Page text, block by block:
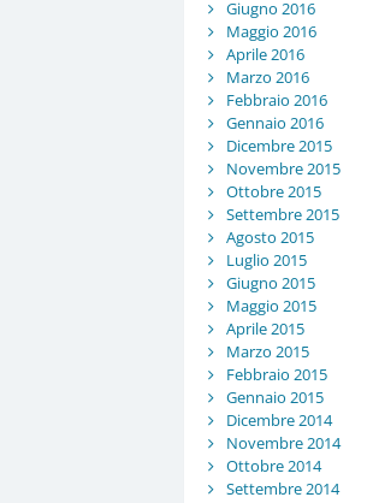
Giugno 2016
Maggio 2016
Aprile 2016
Marzo 2016
Febbraio 2016
Gennaio 2016
Dicembre 2015
Novembre 2015
Ottobre 2015
Settembre 2015
Agosto 2015
Luglio 2015
Giugno 2015
Maggio 2015
Aprile 2015
Marzo 2015
Febbraio 2015
Gennaio 2015
Dicembre 2014
Novembre 2014
Ottobre 2014
Settembre 2014